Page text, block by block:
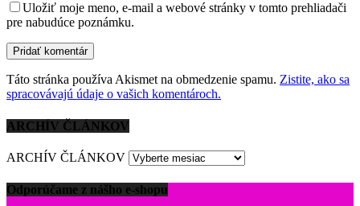
Uložiť moje meno, e-mail a webové stránky v tomto prehliadači
pre nabudúce poznámku.
Táto stránka používa Akismet na obmedzenie spamu. Zistite, ako sa
spracovávajú údaje o vašich komentároch.
ARCHÍV ČLÁNKOV
ARCHÍV ČLÁNKOV
Odporúčame z nášho e-shopu